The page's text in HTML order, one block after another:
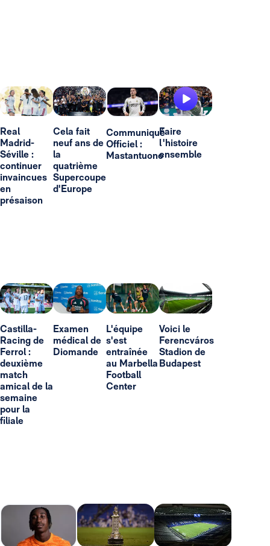
Real
Madrid-
Séville :
continuer
invaincues
en
présaison
Cela fait
neuf ans de
la
quatrième
Supercoupe
d'Europe
Communiqué
Officiel :
Mastantuono
Faire
l'histoire
ensemble
Castilla-
Racing de
Ferrol :
deuxième
match
amical de la
semaine
pour la
filiale
Examen
médical de
Diomande
L'équipe
s'est
entraînée
au Marbella
Football
Center
Voici le
Ferencváros
Stadion de
Budapest